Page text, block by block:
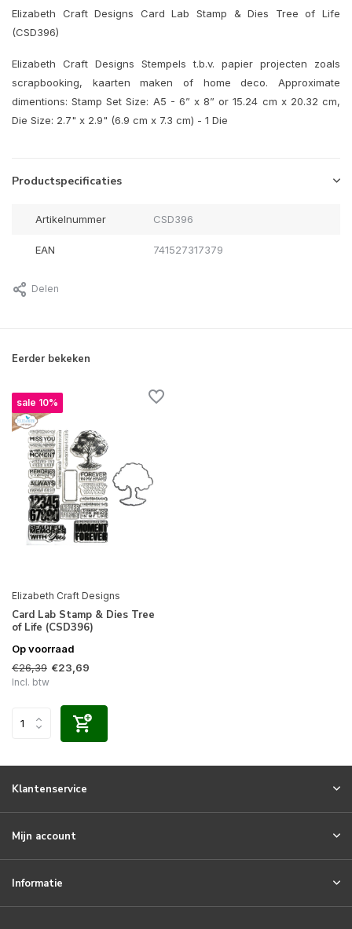
Elizabeth Craft Designs Card Lab Stamp & Dies Tree of Life
(CSD396)
Elizabeth Craft Designs Stempels t.b.v. papier projecten zoals
scrapbooking, kaarten maken of home deco. Approximate
dimentions: Stamp Set Size: A5 - 6” x 8” or 15.24 cm x 20.32 cm,
Die Size: 2.7" x 2.9" (6.9 cm x 7.3 cm) - 1 Die
Productspecificaties
Artikelnummer CSD396
EAN 741527317379
Delen
Eerder bekeken
sale 10%
Elizabeth Craft Designs
Card Lab Stamp & Dies Tree
of Life (CSD396)
Op voorraad
€26,39 €23,69
Incl. btw
Klantenservice
Mijn account
Informatie